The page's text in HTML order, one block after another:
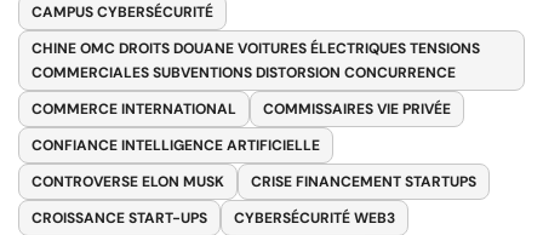
CAMPUS CYBERSÉCURITÉ
CHINE OMC DROITS DOUANE VOITURES ÉLECTRIQUES TENSIONS
COMMERCIALES SUBVENTIONS DISTORSION CONCURRENCE
COMMERCE INTERNATIONAL
COMMISSAIRES VIE PRIVÉE
CONFIANCE INTELLIGENCE ARTIFICIELLE
CONTROVERSE ELON MUSK
CRISE FINANCEMENT STARTUPS
CROISSANCE START-UPS
CYBERSÉCURITÉ WEB3